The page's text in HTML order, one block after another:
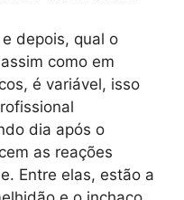
depois, qual o
como em
é variável, isso
dia após o
as reações
Entre elas, estão a